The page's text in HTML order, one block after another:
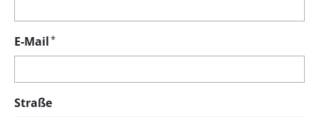
E-Mail*
Straße